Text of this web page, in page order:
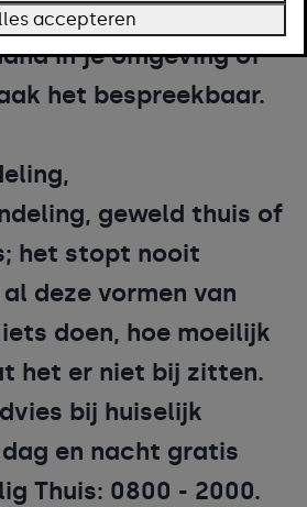
Maak jij je
in je omgeving of
het bespreekbaar.
geweld thuis of
het stopt nooit
deze vormen van
doen, hoe moeilijk
het er niet bij zitten.
bij huiselijk
en nacht gratis
Thuis: 0800 - 2000.
accepteren